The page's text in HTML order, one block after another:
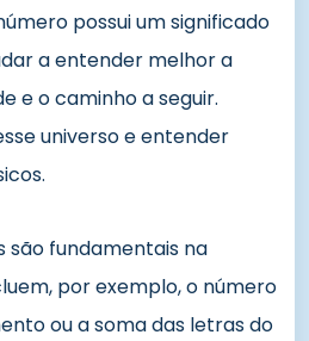
possui um significado
a entender melhor a
e o caminho a seguir.
universo e entender
são fundamentais na
por exemplo, o número
ou a soma das letras do